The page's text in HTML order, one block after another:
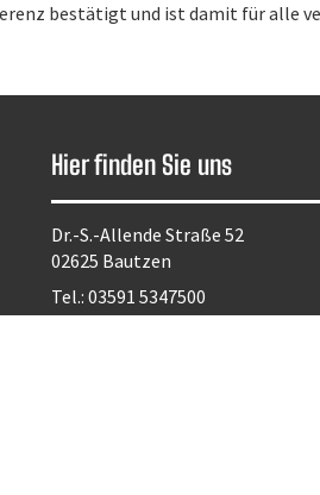
bestätigt und ist damit für alle
Hier finden Sie uns
Dr.-S.-Allende Straße 52
02625 Bautzen
Tel.:03591 5347500
E-Mail:sekretariat.allende-